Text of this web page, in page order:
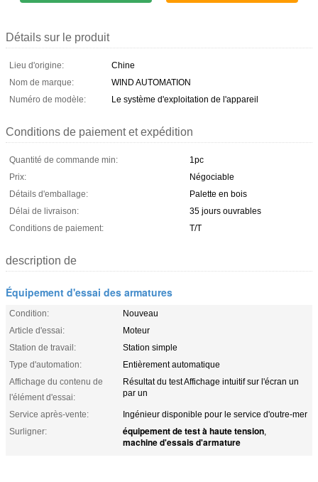
Détails sur le produit
Lieu d'origine:
Chine
Nom de marque:
WIND AUTOMATION
Numéro de modèle:
Le système d'exploitation de l'appareil
Conditions de paiement et expédition
Quantité de commande min:
1pc
Prix:
Négociable
Détails d'emballage:
Palette en bois
Délai de livraison:
35 jours ouvrables
Conditions de paiement:
T/T
description de
Équipement d'essai des armatures
Condition:
Nouveau
Article d'essai:
Moteur
Station de travail:
Station simple
Type d'automation:
Entièrement automatique
Affichage du contenu de
l'élément d'essai:
Résultat du test Affichage intuitif sur l'écran un
par un
Service après-vente:
Ingénieur disponible pour le service d'outre-mer
Surligner:
équipement de test à haute tension,
machine d'essais d'armature